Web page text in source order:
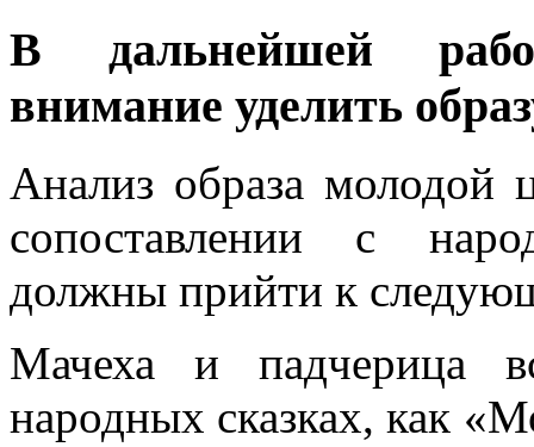
В дальнейшей
внимание уделить
Анализ образа молодой
сопоставлении с
должны прийти к
Мачеха и падчерица
народных сказках, как